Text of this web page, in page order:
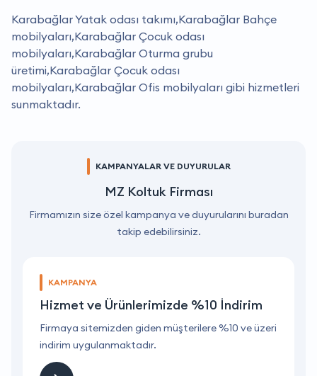
Karabağlar Yatak odası takımı,Karabağlar Bahçe
mobilyaları,Karabağlar Çocuk odası
mobilyaları,Karabağlar Oturma grubu
üretimi,Karabağlar Çocuk odası
mobilyaları,Karabağlar Ofis mobilyaları gibi hizmetleri
sunmaktadır.
KAMPANYALAR VE DUYURULAR
MZ Koltuk Firması
Firmamızın size özel kampanya ve duyurularını buradan
takip edebilirsiniz.
KAMPANYA
Hizmet ve Ürünlerimizde %10 İndirim
Firmaya sitemizden giden müşterilere %10 ve üzeri
indirim uygulanmaktadır.